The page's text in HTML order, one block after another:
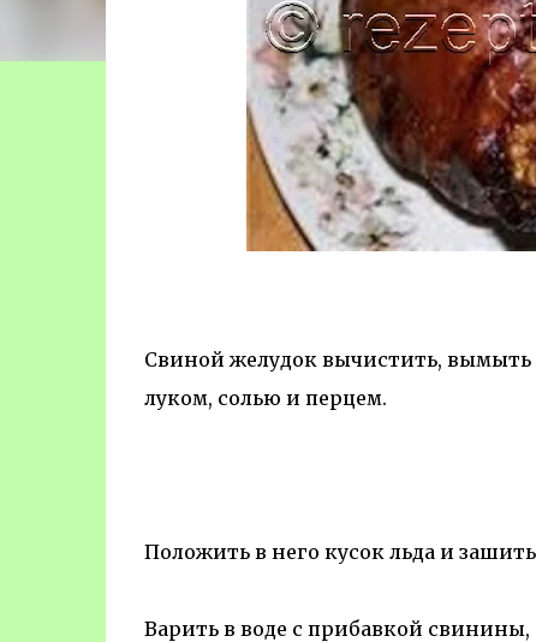
Свиной желудок вычистить,
луком, солью и перцем.
Положить в него кусок льда и
Варить в воде с прибавкой